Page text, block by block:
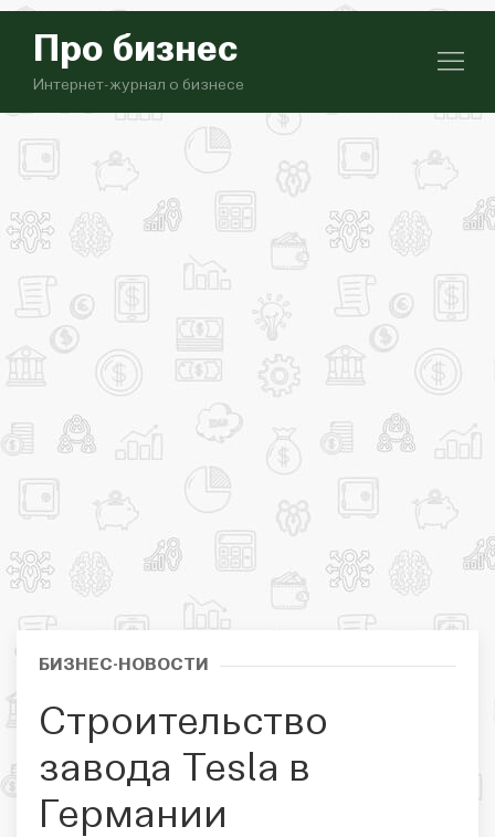
Про бизнес
Интернет-журнал о бизнесе
БИЗНЕС-НОВОСТИ
Строительство
завода Tesla в
Германии